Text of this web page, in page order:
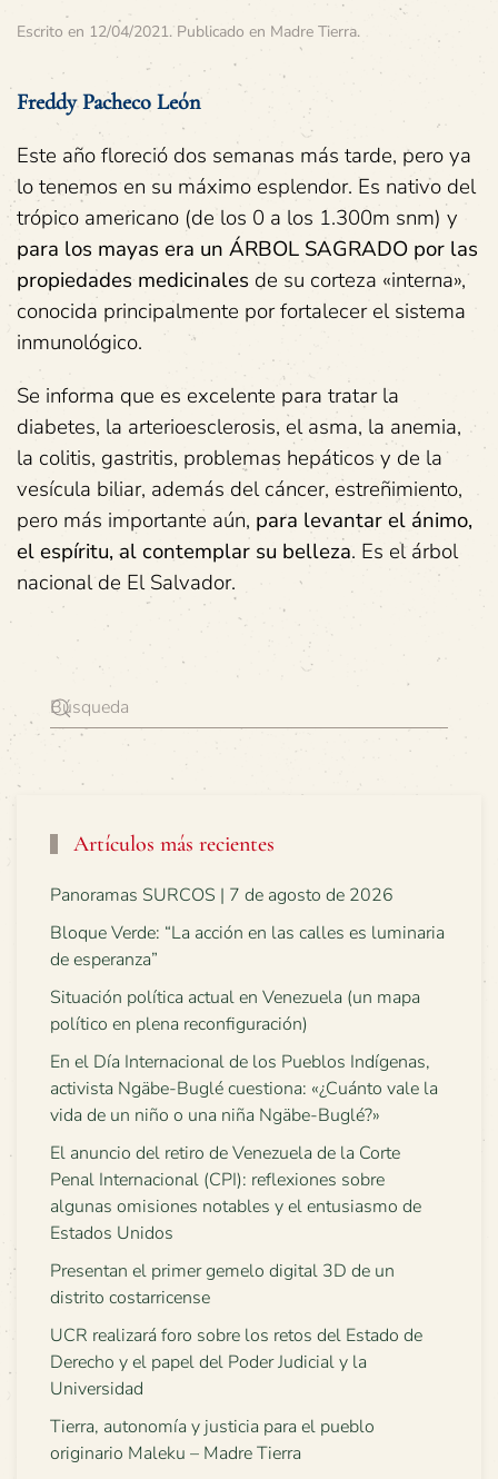
Escrito en 12/04/2021. Publicado en Madre Tierra.
Freddy Pacheco León
Este año floreció dos semanas más tarde, pero ya
lo tenemos en su máximo esplendor. Es nativo del
trópico americano (de los 0 a los 1.300m snm) y
para los mayas era un ÁRBOL SAGRADO por las
propiedades medicinales de su corteza «interna»,
conocida principalmente por fortalecer el sistema
inmunológico.
Se informa que es excelente para tratar la
diabetes, la arterioesclerosis, el asma, la anemia,
la colitis, gastritis, problemas hepáticos y de la
vesícula biliar, además del cáncer, estreñimiento,
pero más importante aún, para levantar el ánimo,
el espíritu, al contemplar su belleza. Es el árbol
nacional de El Salvador.
Artículos más recientes
Panoramas SURCOS | 7 de agosto de 2026
Bloque Verde: “La acción en las calles es luminaria
de esperanza”
Situación política actual en Venezuela (un mapa
político en plena reconfiguración)
En el Día Internacional de los Pueblos Indígenas,
activista Ngäbe-Buglé cuestiona: «¿Cuánto vale la
vida de un niño o una niña Ngäbe-Buglé?»
El anuncio del retiro de Venezuela de la Corte
Penal Internacional (CPI): reflexiones sobre
algunas omisiones notables y el entusiasmo de
Estados Unidos
Presentan el primer gemelo digital 3D de un
distrito costarricense
UCR realizará foro sobre los retos del Estado de
Derecho y el papel del Poder Judicial y la
Universidad
Tierra, autonomía y justicia para el pueblo
originario Maleku – Madre Tierra